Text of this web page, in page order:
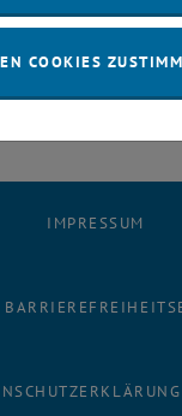
Projektarbeit PDF
IMPRESSUM
COOKIES